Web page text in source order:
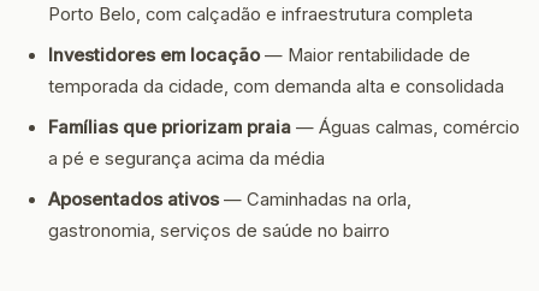
Porto Belo, com calçadão e infraestrutura completa
Investidores em locação— Maior rentabilidade de
temporada da cidade, com demanda alta e consolidada
Famílias que priorizam praia — Águas calmas, comércio
a pé e segurança acima da média
Aposentados ativos— Caminhadas na orla,
gastronomia, serviços de saúde no bairro